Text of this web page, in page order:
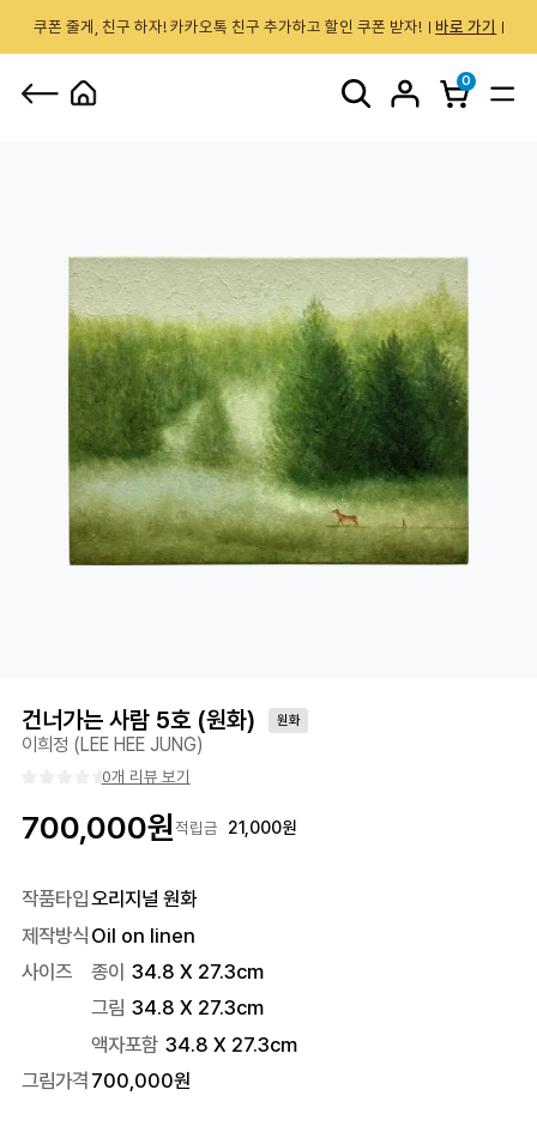
쿠폰 줄게, 친구 하자! 카카오톡 친구 추가하고 할인 쿠폰 받자! 바로 가기
0
건너가는 사람 5호 (원화) 원화
이희정 (LEE HEE JUNG)
0개 리뷰 보기
700,000원적립금 21,000원
작품타입오리지널 원화
제작방식 Oil on linen
사이즈
종이 34.8 X 27.3cm
그림 34.8 X 27.3cm
액자포함 34.8 X 27.3cm
그림가격 700,000원